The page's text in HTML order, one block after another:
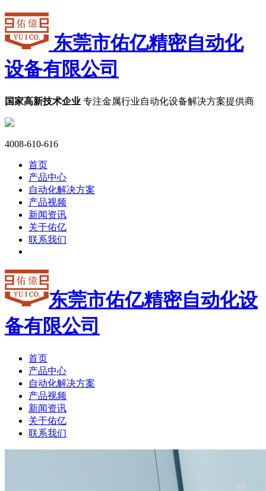
东莞市佑亿精密自动化
设备有限公司
国家高新技术企业 专注金属行业自动化设备解决方案提供商
4008-610-616
首页
产品中心
自动化解决方案
产品视频
新闻资讯
关于佑亿
联系我们
东莞市佑亿精密自动化设
备有限公司
首页
产品中心
自动化解决方案
产品视频
新闻资讯
关于佑亿
联系我们